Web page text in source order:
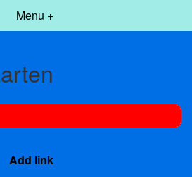
Menu +
Add link